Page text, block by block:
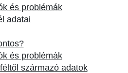
és problémák
adatai
és problémák
származó adatok